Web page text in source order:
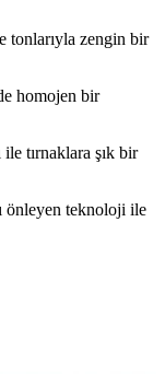
tonlarıyla zengin bir
homojen bir
ile tırnaklara şık bir
önleyen teknoloji ile